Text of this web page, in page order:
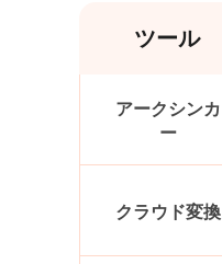
ツール
アークシンカ
ー
クラウド変換